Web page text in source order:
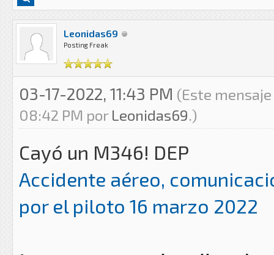
Leonidas69
Posting Freak
03-17-2022, 11:43 PM (Este
08:42 PM por Leonidas69.)
Cayó un M346! DEP
Accidente aéreo,
por el piloto 16 marzo 2022